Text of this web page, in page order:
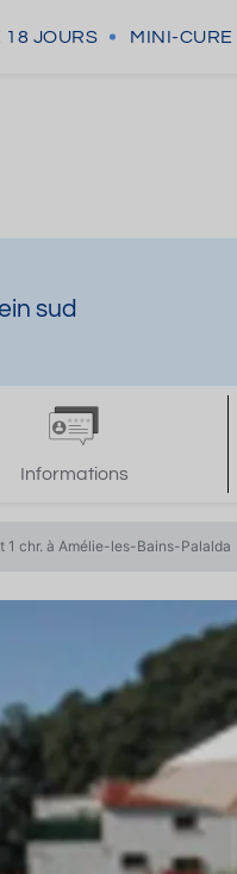
18 JOURS MINI-CURE
sud
Informations
1 chr. à Amélie-les-Bains-Palalda